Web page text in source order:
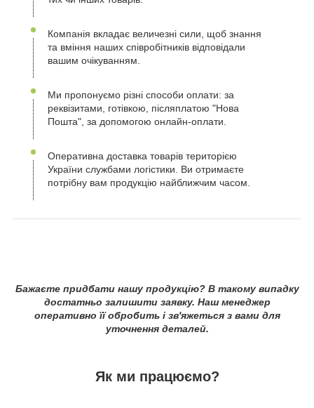
Компанія вкладає величезні сили, щоб знання
та вміння наших співробітників відповідали
вашим очікуванням.
Ми пропонуємо різні способи оплати: за
реквізитами, готівкою, післяплатою "Нова
Пошта", за допомогою онлайн-оплати.
Оперативна доставка товарів територією
України службами логістики. Ви отримаєте
потрібну вам продукцію найближчим часом.
Бажаєте придбати нашу продукцію? В такому випадку
достатньо залишити заявку. Наш менеджер
оперативно її обробить і зв'яжеться з вами для
уточнення деталей.
Як ми працюємо?